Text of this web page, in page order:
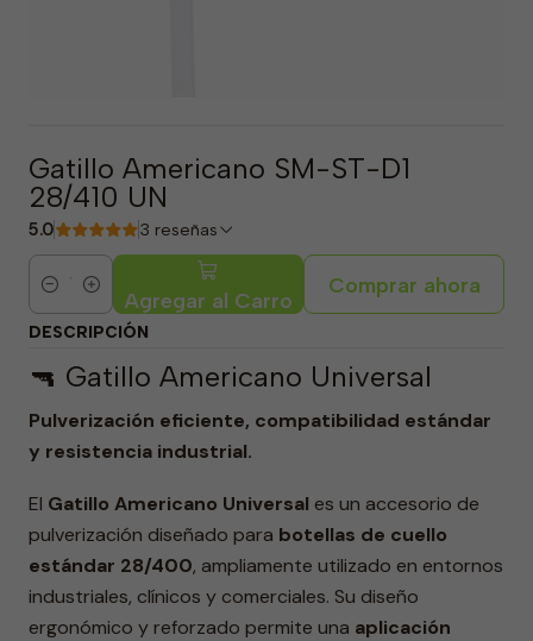
Gatillo Americano SM-ST-D1
28/410 UN
5.0 3 reseñas
Cantidad Agregar al Carro
Comprar ahora
DESCRIPCIÓN
🔫 Gatillo Americano Universal
Pulverización eficiente, compatibilidad estándar
y resistencia industrial.
El Gatillo Americano Universal es un accesorio de
pulverización diseñado para botellas de cuello
estándar 28/400, ampliamente utilizado en entornos
industriales, clínicos y comerciales. Su diseño
ergonómico y reforzado permite una aplicación